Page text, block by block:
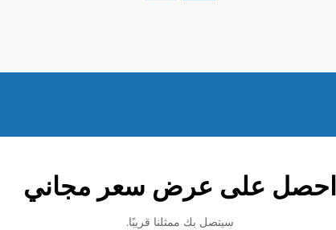
احصل على عرض سعر مجاني
سيتصل بك ممثلنا قريبًا.